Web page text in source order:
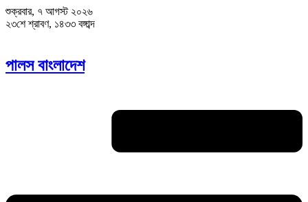
শুক্রবার, ৭ আগস্ট ২০২৬
২৩শে শ্রাবণ, ১৪৩৩ বঙ্গাব্দ
পালস বাংলাদেশ